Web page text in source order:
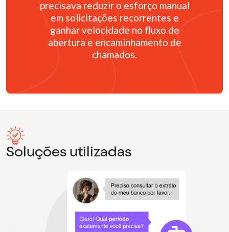
precisava reduzir o esforço manual
em solicitações recorrentes e
ganhar velocidade no fluxo de
abertura e encaminhamento de
chamados.
Soluções utilizadas